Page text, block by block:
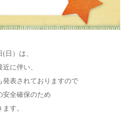
日）は、
に伴い、
発表されておりますので
安全確保のため
す。